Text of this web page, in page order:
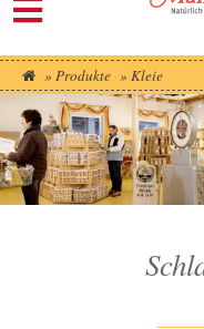
» Produkte » Kleie